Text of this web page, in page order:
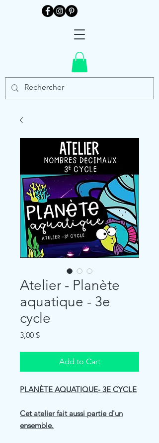
Atelier - Planète
aquatique - 3e
cycle
3,00 $Price
Add to Cart
PLANÈTE AQUATIQUE- 3E CYCLE
Cet atelier fait aussi partie d'un
ensemble.